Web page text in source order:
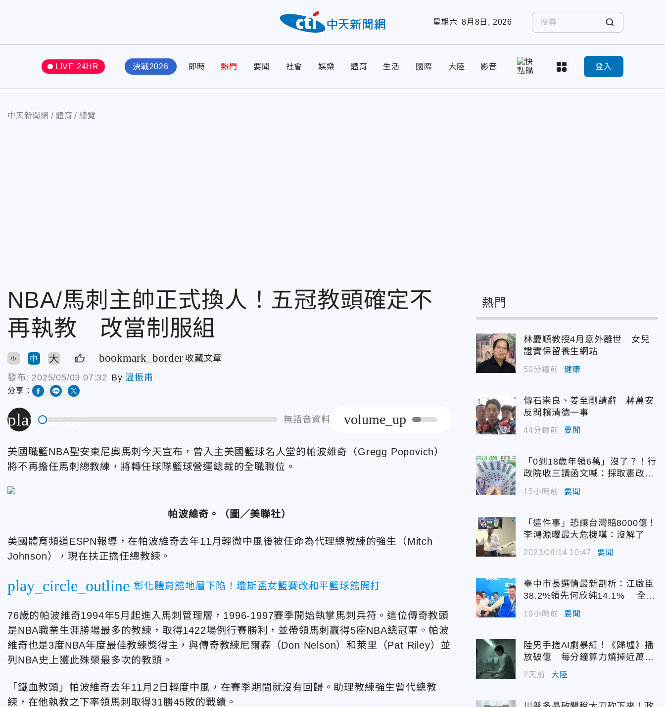
星期六 8月8日, 2026
LIVE 24HR 決戰2026 即時 熱門 要聞 社會 娛樂 體育 生活 國際 大陸 影音 登入
中天新聞網 體育 總覽
NBA/馬刺主帥正式換人！五冠教頭確定不
再執教 改當制服組
小 中 大 bookmark_border 收藏文章
發布: 2025/05/03 07:32 By 溫振甫
分享：
play_arrow 無語音資料 volume_up
美國職籃NBA聖安東尼奧馬刺今天宣布，曾入主美國籃球名人堂的帕波維奇（Gregg Popovich）
將不再擔任馬刺總教練，將轉任球隊籃球營運總裁的全職職位。
帕波維奇。（圖／美聯社）
美國體育頻道ESPN報導，在帕波維奇去年11月輕微中風後被任命為代理總教練的強生（Mitch
Johnson），現在扶正擔任總教練。
play_circle_outline 彰化體育館地層下陷！瓊斯盃女籃賽改和平籃球館開打
76歲的帕波維奇1994年5月起進入馬刺管理層，1996-1997賽季開始執掌馬刺兵符。這位傳奇教頭
是NBA職業生涯勝場最多的教練，取得1422場例行賽勝利，並帶領馬刺贏得5座NBA總冠軍。帕波
維奇也是3度NBA年度最佳教練獎得主，與傳奇教練尼爾森（Don Nelson）和萊里（Pat Riley）並
列NBA史上獲此殊榮最多次的教頭。
「鐵血教頭」帕波維奇去年11月2日輕度中風，在賽季期間就沒有回歸。助理教練強生暫代總教
練，在他執教之下率領馬刺取得31勝45敗的戰績。
熱門
林慶順教授4月意外離世 女兒
證實保留養生網站
50分鐘前 健康
傳石崇良、姜至剛請辭 蔣萬安
反問賴清德一事
44分鐘前 要聞
「0到18歲年領6萬」沒了？！行
政院收三讀函文喊：採取憲政作
15小時前 要聞
「這件事」恐讓台灣賠8000億！
李鴻源曝最大危機嘆：沒解了
2023/08/14 10:47 要聞
臺中市長選情最新剖析：江啟臣
38.2%領先何欣純14.1% 全世
代支持度全面居首
19小時前 要聞
陸男手搓AI劇暴紅！《歸墟》播
放破億 每分鐘算力燒掉近萬台
2天前 大陸